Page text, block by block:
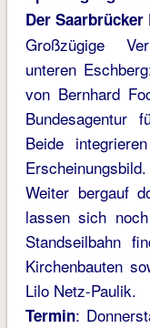
Der Saarbrücker
Großzügige
unteren
von Bernhard
Bundesagentur
Beide
Erscheinungsbild.
Weiter bergauf
lassen sich
Standseilbahn
Kirchenbauten
Lilo Netz-Paulik.
Termin: